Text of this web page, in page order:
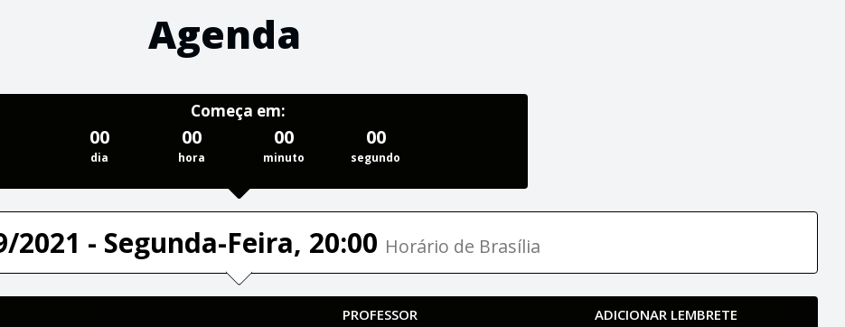
Agenda
Começa em:
00
dia
00
hora
00
minuto
00
segundo
2021 - Segunda-Feira, 20:00 Horário de Brasília
PROFESSOR ADICIONAR LEMBRETE